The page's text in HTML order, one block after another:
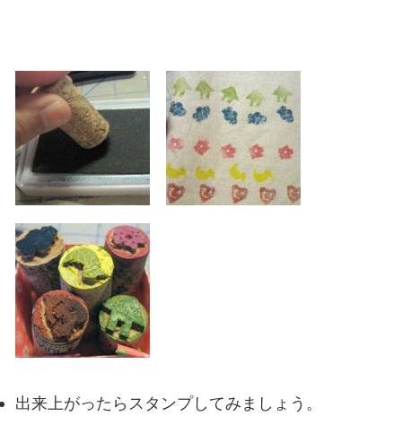
出来上がったらスタンプしてみましょう。